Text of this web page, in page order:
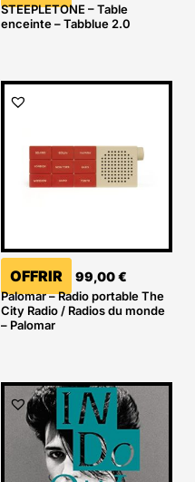
STEEPLETONE – Table
enceinte – Tabblue 2.0
OFFRIR 99,00€
Palomar – Radio portable The
City Radio / Radios du monde
– Palomar